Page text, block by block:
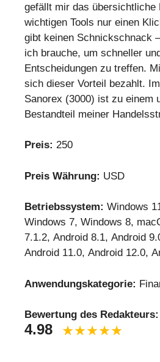
gefällt mir das übersichtliche
wichtigen Tools nur einen
gibt keinen Schnickschnack
ich brauche, um schneller
Entscheidungen zu treffen.
sich dieser Vorteil bezahlt.
Sanorex (3000) ist zu einem
Bestandteil meiner
Preis: 250
Preis Währung: USD
Betriebssystem: Windows
Windows 7, Windows 8,
7.1.2, Android 8.1, Android
Android 11.0, Android 12.0,
Anwendungskategorie:
Bewertung des Redakteurs:
4.98